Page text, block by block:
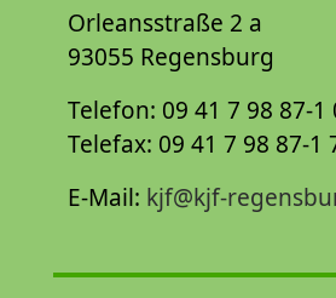
Orleansstraße 2 a
93055 Regensburg
Telefon: 09 41 7 98 87-1
Telefax: 09 41 7 98 87-1
E-Mail: kjf@kjf-